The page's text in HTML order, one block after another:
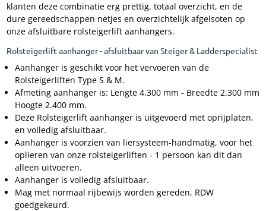
klanten deze combinatie erg prettig, totaal overzicht, en de
dure gereedschappen netjes en overzichtelijk afgelsoten op
onze afsluitbare rolsteigerlift aanhangers.
Rolsteigerlift aanhanger - afsluitbaar van Steiger & Ladderspecialist
Aanhanger is geschikt voor het vervoeren van de
Rolsteigerliften Type S & M.
Afmeting aanhanger is: Lengte 4.300 mm - Breedte 2.300 mm
Hoogte 2.400 mm.
Deze Rolsteigerlift aanhanger is uitgevoerd met oprijplaten,
en volledig afsluitbaar.
Aanhanger is voorzien van liersysteem-handmatig, voor het
oplieren van onze rolsteigerliften - 1 persoon kan dit dan
alleen uitvoeren.
Aanhanger is volledig afsluitbaar.
Mag met normaal rijbewijs worden gereden, RDW
goedgekeurd.